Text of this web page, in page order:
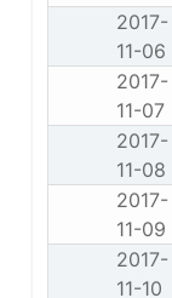
2017-
11-06
2017-
11-07
2017-
11-08
2017-
11-09
2017-
11-10